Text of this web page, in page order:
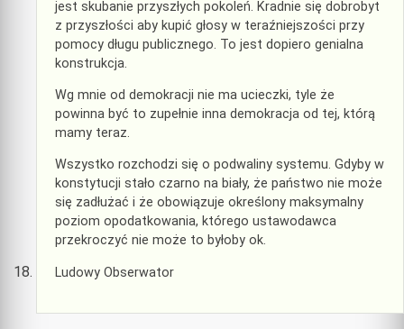
jest skubanie przyszłych pokoleń. Kradnie się dobrobyt
z przyszłości aby kupić głosy w teraźniejszości przy
pomocy długu publicznego. To jest dopiero genialna
konstrukcja.
Wg mnie od demokracji nie ma ucieczki, tyle że
powinna być to zupełnie inna demokracja od tej, którą
mamy teraz.
Wszystko rozchodzi się o podwaliny systemu. Gdyby w
konstytucji stało czarno na biały, że państwo nie może
się zadłużać i że obowiązuje określony maksymalny
poziom opodatkowania, którego ustawodawca
przekroczyć nie może to byłoby ok.
Ludowy Obserwator